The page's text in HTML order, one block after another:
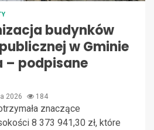
budynków
w Gminie
– podpisane
2026 184
znaczące
8 373 941,30 zł, które